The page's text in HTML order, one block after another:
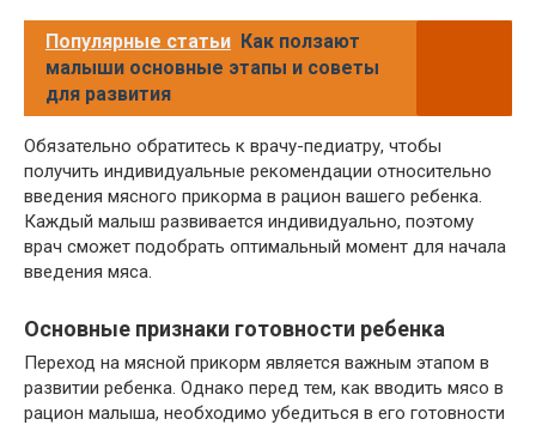
Популярные статьи Как ползают
малыши основные этапы и советы
для развития
Обязательно обратитесь к врачу-педиатру, чтобы
получить индивидуальные рекомендации относительно
введения мясного прикорма в рацион вашего ребенка.
Каждый малыш развивается индивидуально, поэтому
врач сможет подобрать оптимальный момент для начала
введения мяса.
Основные признаки готовности ребенка
Переход на мясной прикорм является важным этапом в
развитии ребенка. Однако перед тем, как вводить мясо в
рацион малыша, необходимо убедиться в его готовности